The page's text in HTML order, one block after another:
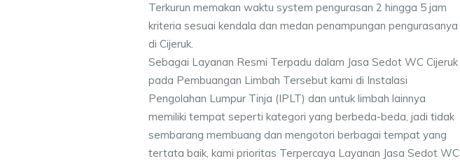
Terkurun memakan waktu system pengurasan 2 hingga 5 jam
kriteria sesuai kendala dan medan penampungan pengurasanya
di Cijeruk.
Sebagai Layanan Resmi Terpadu dalam Jasa Sedot WC Cijeruk
pada Pembuangan Limbah Tersebut kami di Instalasi
Pengolahan Lumpur Tinja (IPLT) dan untuk limbah lainnya
memiliki tempat seperti kategori yang berbeda-beda, jadi tidak
sembarang membuang dan mengotori berbagai tempat yang
tertata baik, kami prioritas Terpercaya Layanan Jasa Sedot WC